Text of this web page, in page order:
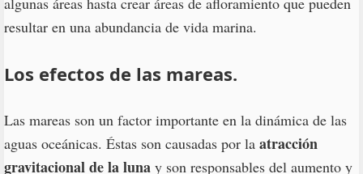
resultar en una abundancia de vida marina.
Los efectos de las mareas.
Las mareas son un factor importante en la dinámica de las
aguas oceánicas. Éstas son causadas por la atracción
gravitacional de la luna y son responsables del aumento y